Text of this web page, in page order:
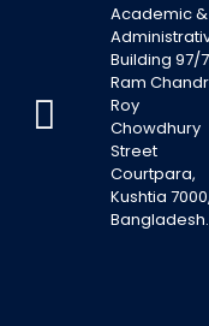
Academic &
Building 97/
Ram
Roy
Chowdhury
Street
Courtpara,
Kushtia
Bangladesh.